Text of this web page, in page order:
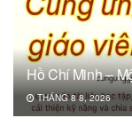
Hồ Chí Minh –
THÁNG 8 8, 2026